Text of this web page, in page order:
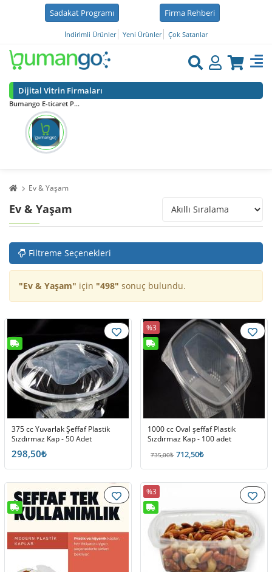
Sadakat Programı Firma Rehberi
İndirimli Ürünler Yeni Ürünler Çok Satanlar
Dijital Vitrin Firmaları
Bumango E-ticaret Pazaryeri
Ev & Yaşam
Ev & Yaşam
Filtreme Seçenekleri
"Ev & Yaşam" için "498" sonuç bulundu.
375 cc Yuvarlak Şeffaf Plastik
Sızdırmaz Kap - 50 Adet
298,50₺
%3
1000 cc Oval şeffaf Plastik
Sızdırmaz Kap - 100 adet
735,00₺ 712,50₺
%3